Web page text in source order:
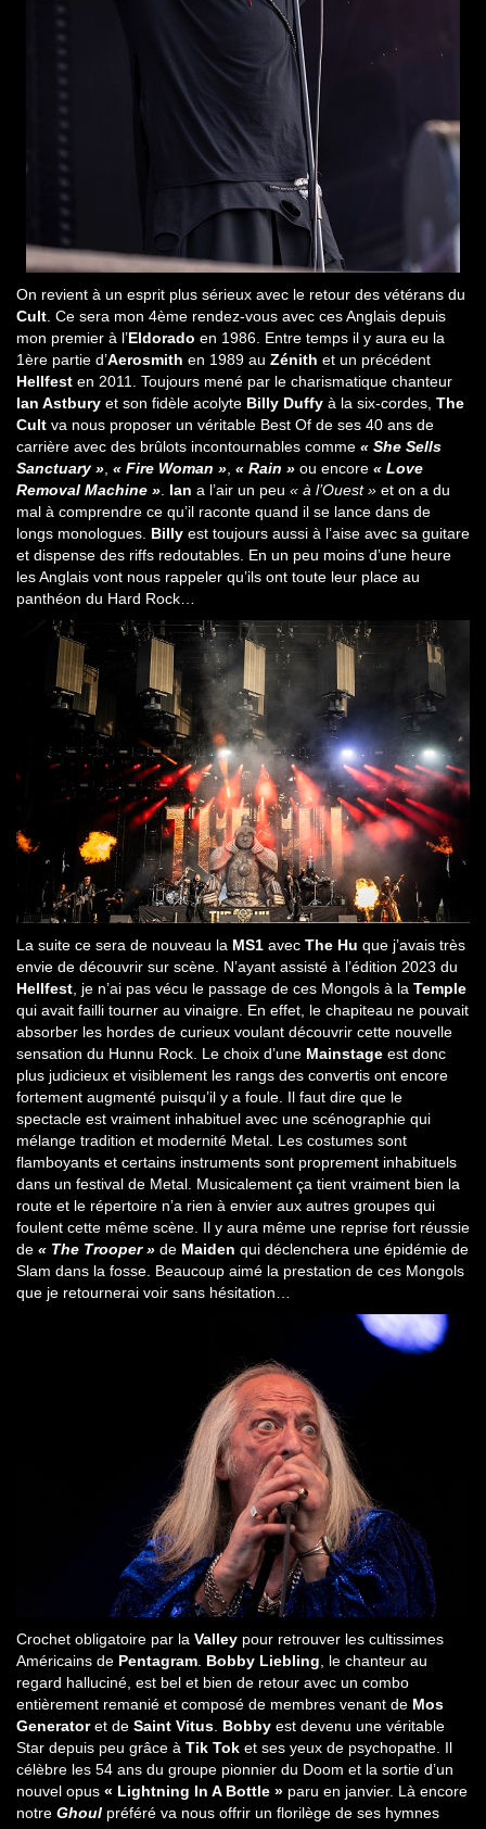
On revient à un esprit plus sérieux avec le retour des vétérans du
Cult. Ce sera mon 4ème rendez-vous avec ces Anglais depuis
mon premier à l’Eldorado en 1986. Entre temps il y aura eu la
1ère partie d’Aerosmith en 1989 au Zénith et un précédent
Hellfest en 2011. Toujours mené par le charismatique chanteur
Ian Astbury et son fidèle acolyte Billy Duffy à la six-cordes, The
Cult va nous proposer un véritable Best Of de ses 40 ans de
carrière avec des brûlots incontournables comme « She Sells
Sanctuary », « Fire Woman », « Rain » ou encore « Love
Removal Machine ». Ian a l’air un peu « à l’Ouest » et on a du
mal à comprendre ce qu’il raconte quand il se lance dans de
longs monologues. Billy est toujours aussi à l’aise avec sa guitare
et dispense des riffs redoutables. En un peu moins d’une heure
les Anglais vont nous rappeler qu’ils ont toute leur place au
panthéon du Hard Rock…
La suite ce sera de nouveau la MS1 avec The Hu que j’avais très
envie de découvrir sur scène. N’ayant assisté à l’édition 2023 du
Hellfest , je n’ai pas vécu le passage de ces Mongols à la Temple
qui avait failli tourner au vinaigre. En effet, le chapiteau ne pouvait
absorber les hordes de curieux voulant découvrir cette nouvelle
sensation du Hunnu Rock. Le choix d’une Mainstage est donc
plus judicieux et visiblement les rangs des convertis ont encore
fortement augmenté puisqu’il y a foule. Il faut dire que le
spectacle est vraiment inhabituel avec une scénographie qui
mélange tradition et modernité Metal. Les costumes sont
flamboyants et certains instruments sont proprement inhabituels
dans un festival de Metal. Musicalement ça tient vraiment bien la
route et le répertoire n’a rien à envier aux autres groupes qui
foulent cette même scène. Il y aura même une reprise fort réussie
de « The Trooper » de Maiden qui déclenchera une épidémie de
Slam dans la fosse. Beaucoup aimé la prestation de ces Mongols
que je retournerai voir sans hésitation…
Crochet obligatoire par la Valley pour retrouver les cultissimes
Américains de Pentagram Bobby Liebling , le chanteur au
regard halluciné, est bel et bien de retour avec un combo
entièrement remanié et composé de membres venant de Mos
Generatoret de Saint Vitus Bobby est devenu une véritable
Star depuis peu grâce à Tik Tok et ses yeux de psychopathe. Il
célèbre les 54 ans du groupe pionnier du Doom et la sortie d’un
nouvel opus « Lightning In A Bottle » paru en janvier. Là encore
notre Ghoul préféré va nous offrir un florilège de ses hymnes